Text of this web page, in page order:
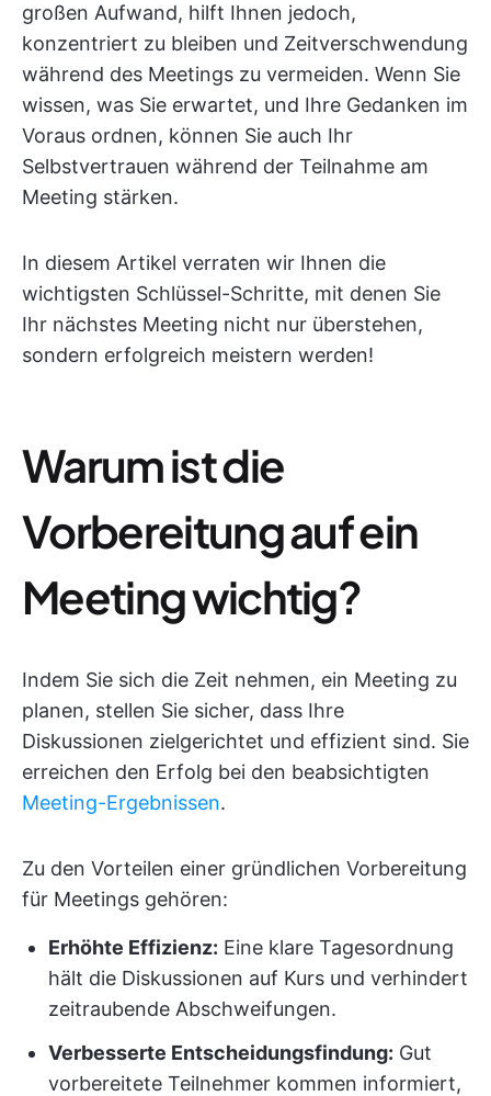
großen Aufwand, hilft Ihnen jedoch,
konzentriert zu bleiben und Zeitverschwendung
während des Meetings zu vermeiden. Wenn Sie
wissen, was Sie erwartet, und Ihre Gedanken im
Voraus ordnen, können Sie auch Ihr
Selbstvertrauen während der Teilnahme am
Meeting stärken.
In diesem Artikel verraten wir Ihnen die
wichtigsten Schlüssel-Schritte, mit denen Sie
Ihr nächstes Meeting nicht nur überstehen,
sondern erfolgreich meistern werden!
Warum ist die
Vorbereitung auf ein
Meeting wichtig?
Indem Sie sich die Zeit nehmen, ein Meeting zu
planen, stellen Sie sicher, dass Ihre
Diskussionen zielgerichtet und effizient sind. Sie
erreichen den Erfolg bei den beabsichtigten
Meeting-Ergebnissen.
Zu den Vorteilen einer gründlichen Vorbereitung
für Meetings gehören:
Erhöhte Effizienz: Eine klare Tagesordnung
hält die Diskussionen auf Kurs und verhindert
zeitraubende Abschweifungen.
Verbesserte Entscheidungsfindung: Gut
vorbereitete Teilnehmer kommen informiert,